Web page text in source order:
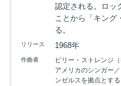
認定される。ロッ
ことから「キング
る。
リリース 1968年
作曲者
ビリー・ストレンジ
アメリカのシンガー
ンゼルスを拠点とす